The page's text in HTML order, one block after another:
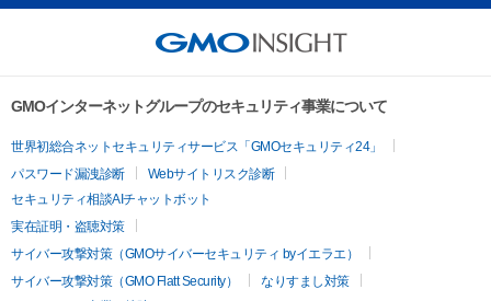
GMOインターネットグループのセキュリティ事業について
世界初総合ネットセキュリティサービス「GMOセキュリティ24」
パスワード漏洩診断
Webサイトリスク診断
セキュリティ相談AIチャットボット
実在証明・盗聴対策
サイバー攻撃対策（GMOサイバーセキュリティ byイエラエ）
サイバー攻撃対策（GMO Flatt Security）
なりすまし対策